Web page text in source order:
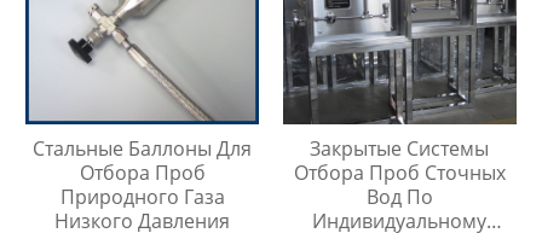
Стальные Баллоны Для
Отбора Проб
Природного Газа
Низкого Давления
Закрытые Системы
Отбора Проб Сточных
Вод По
Индивидуальному